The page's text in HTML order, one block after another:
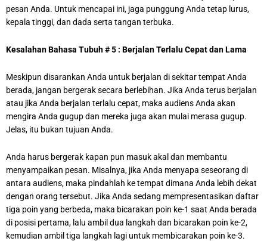
pesan Anda. Untuk mencapai ini, jaga punggung Anda tetap lurus,
kepala tinggi, dan dada serta tangan terbuka.
Kesalahan Bahasa Tubuh # 5 : Berjalan Terlalu Cepat dan Lama
Meskipun disarankan Anda untuk berjalan di sekitar tempat Anda
berada, jangan bergerak secara berlebihan. Jika Anda terus berjalan
atau jika Anda berjalan terlalu cepat, maka audiens Anda akan
mengira Anda gugup dan mereka juga akan mulai merasa gugup.
Jelas, itu bukan tujuan Anda.
Anda harus bergerak kapan pun masuk akal dan membantu
menyampaikan pesan. Misalnya, jika Anda menyapa seseorang di
antara audiens, maka pindahlah ke tempat dimana Anda lebih dekat
dengan orang tersebut. Jika Anda sedang mempresentasikan daftar
tiga poin yang berbeda, maka bicarakan poin ke-1 saat Anda berada
di posisi pertama, lalu ambil dua langkah dan bicarakan poin ke-2,
kemudian ambil tiga langkah lagi untuk membicarakan poin ke-3.